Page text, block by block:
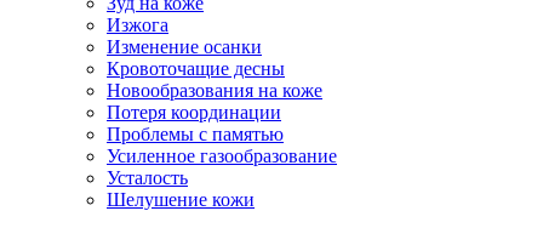
Изжога
Изменение осанки
Кровоточащие десны
Новообразования на коже
Потеря координации
Проблемы с памятью
Усиленное газообразование
Усталость
Шелушение кожи